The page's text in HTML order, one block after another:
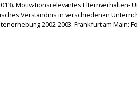
Motivationsrelevantes
Verständnis in verschiedenen
2002-2003. Frankfurt am Main: